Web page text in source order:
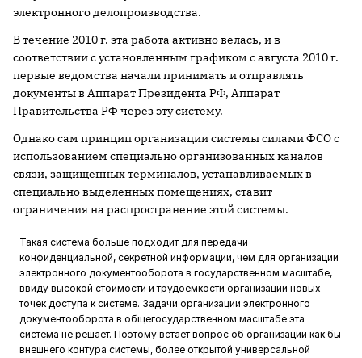
электронного делопроизводства.
В течение 2010 г. эта работа активно велась, и в
соответствии с установленным графиком с августа 2010 г.
первые ведомства начали принимать и отправлять
документы в Аппарат Президента РФ, Аппарат
Правительства РФ через эту систему.
Однако сам принцип организации системы силами ФСО с
использованием специально организованных каналов
связи, защищенных терминалов, устанавливаемых в
специально выделенных помещениях, ставит
ограничения на распространение этой системы.
Такая система больше подходит для передачи
конфиденциальной, секретной информации, чем для организации
электронного документооборота в государственном масштабе,
ввиду высокой стоимости и трудоемкости организации новых
точек доступа к системе. Задачи организации электронного
документооборота в общегосударственном масштабе эта
система не решает. Поэтому встает вопрос об организации как бы
внешнего контура системы, более открытой универсальной